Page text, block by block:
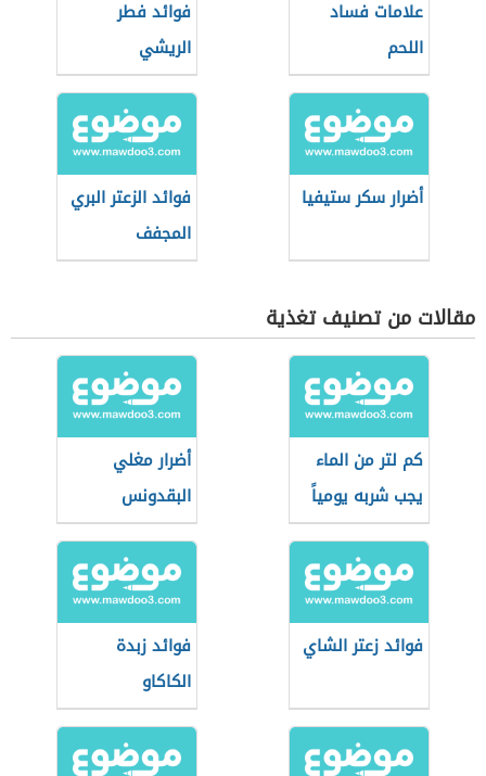
علامات فساد
اللحم
فوائد فطر
الريشي
أضرار سكر ستيفيا
فوائد الزعتر البري
المجفف
مقالات من تصنيف تغذية
كم لتر من الماء
يجب شربه يومياً
أضرار مغلي
البقدونس
فوائد زعتر الشاي
فوائد زبدة
الكاكاو